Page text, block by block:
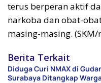
terus berperan aktif
narkoba dan obat-
masing-masing. (SKM/
Berita Terkait
Diduga Curi NMAX di
Surabaya Ditangkap